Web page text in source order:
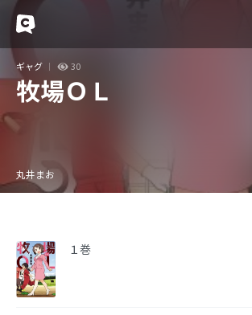
ギャグ 30
牧場ＯＬ
丸井まお
１巻